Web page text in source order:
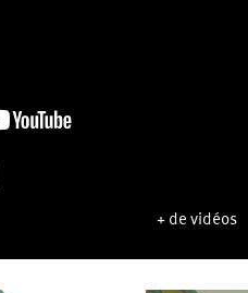
+ de vidéos